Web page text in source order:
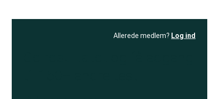
Allerede medlem? Log ind